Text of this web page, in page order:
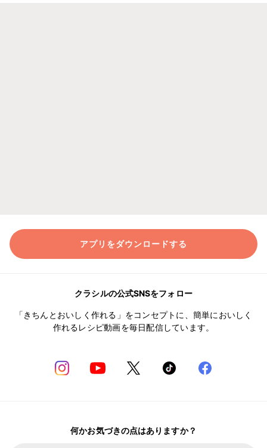
アプリをダウンロードする
クラシルの公式SNSをフォロー
「きちんとおいしく作れる」をコンセプトに、簡単においしく
作れるレシピ動画を毎日配信しています。
何かお気づきの点はありますか？